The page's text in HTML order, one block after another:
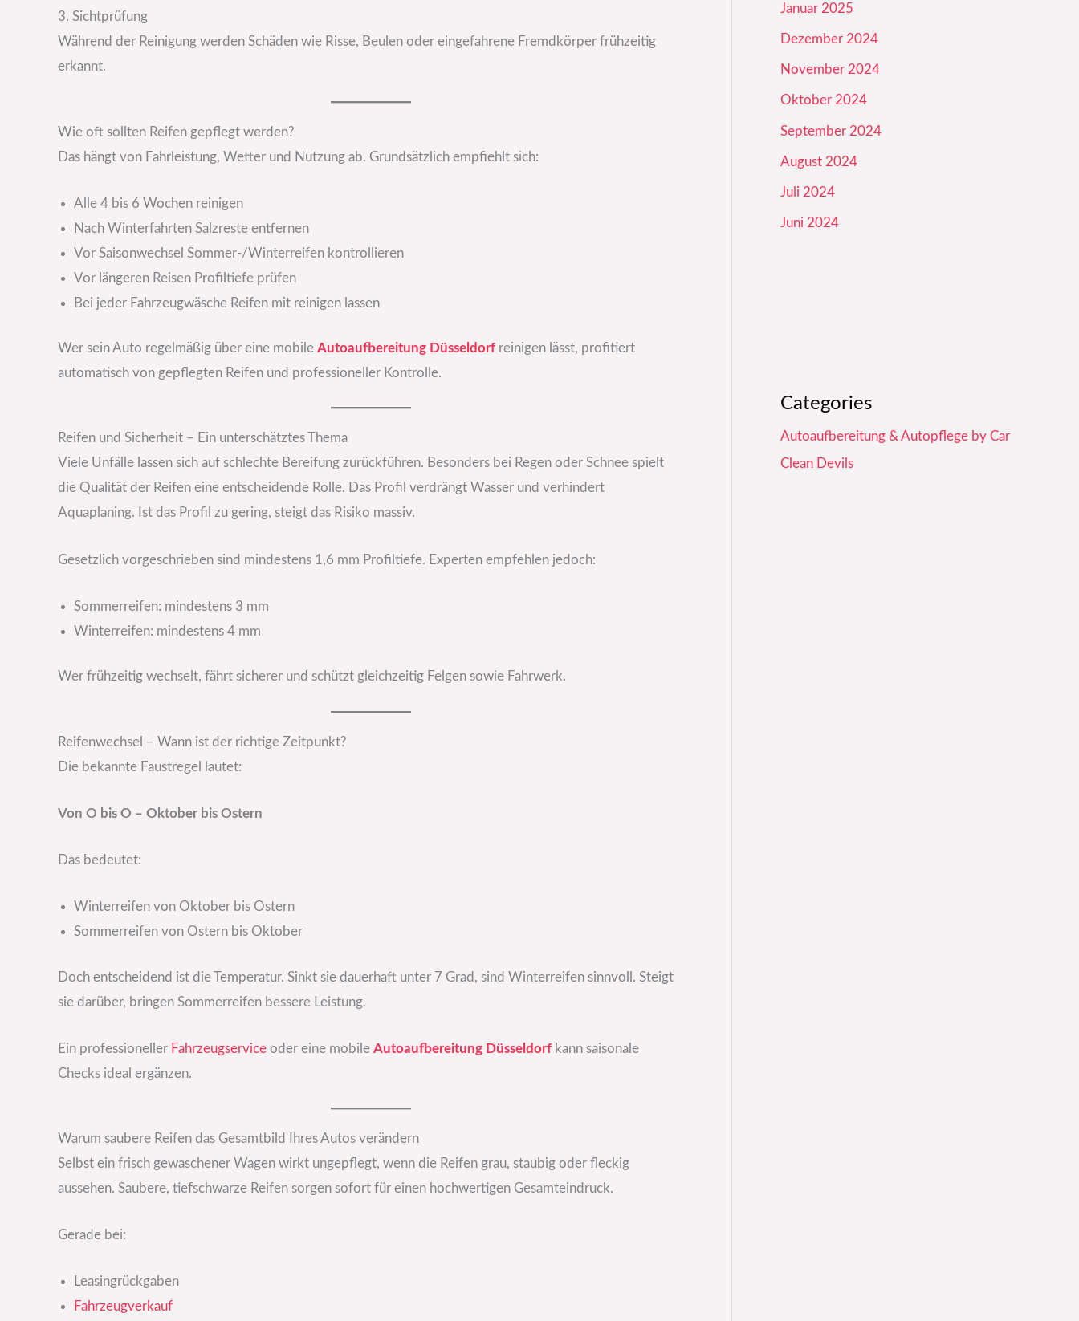
3. Sichtprüfung
Während der Reinigung werden Schäden wie Risse, Beulen oder eingefahrene Fremdkörper frühzeitig
erkannt.
Wie oft sollten Reifen gepflegt werden?
Das hängt von Fahrleistung, Wetter und Nutzung ab. Grundsätzlich empfiehlt sich:
Alle 4 bis 6 Wochen reinigen
Nach Winterfahrten Salzreste entfernen
Vor Saisonwechsel Sommer-/Winterreifen kontrollieren
Vor längeren Reisen Profiltiefe prüfen
Bei jeder Fahrzeugwäsche Reifen mit reinigen lassen
Wer sein Auto regelmäßig über eine mobile Autoaufbereitung Düsseldorf reinigen lässt, profitiert
automatisch von gepflegten Reifen und professioneller Kontrolle.
Reifen und Sicherheit – Ein unterschätztes Thema
Viele Unfälle lassen sich auf schlechte Bereifung zurückführen. Besonders bei Regen oder Schnee spielt
die Qualität der Reifen eine entscheidende Rolle. Das Profil verdrängt Wasser und verhindert
Aquaplaning. Ist das Profil zu gering, steigt das Risiko massiv.
Gesetzlich vorgeschrieben sind mindestens 1,6 mm Profiltiefe. Experten empfehlen jedoch:
Sommerreifen: mindestens 3 mm
Winterreifen: mindestens 4 mm
Wer frühzeitig wechselt, fährt sicherer und schützt gleichzeitig Felgen sowie Fahrwerk.
Reifenwechsel – Wann ist der richtige Zeitpunkt?
Die bekannte Faustregel lautet:
Von O bis O – Oktober bis Ostern
Das bedeutet:
Winterreifen von Oktober bis Ostern
Sommerreifen von Ostern bis Oktober
Doch entscheidend ist die Temperatur. Sinkt sie dauerhaft unter 7 Grad, sind Winterreifen sinnvoll. Steigt
sie darüber, bringen Sommerreifen bessere Leistung.
Ein professioneller Fahrzeugservice oder eine mobile Autoaufbereitung Düsseldorf kann saisonale
Checks ideal ergänzen.
Warum saubere Reifen das Gesamtbild Ihres Autos verändern
Selbst ein frisch gewaschener Wagen wirkt ungepflegt, wenn die Reifen grau, staubig oder fleckig
aussehen. Saubere, tiefschwarze Reifen sorgen sofort für einen hochwertigen Gesamteindruck.
Gerade bei:
Leasingrückgaben
Fahrzeugverkauf
Januar 2025
Dezember 2024
November 2024
Oktober 2024
September 2024
August 2024
Juli 2024
Juni 2024
Categories
Autoaufbereitung & Autopflege by Car
Clean Devils